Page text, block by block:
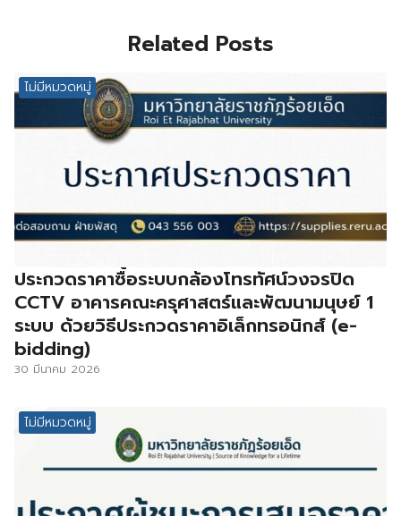
Related Posts
ไม่มีหมวดหมู่
ประกวดราคาซื้อระบบกล้องโทรทัศน์วงจรปิด
CCTV อาคารคณะครุศาสตร์และพัฒนามนุษย์ 1
ระบบ ด้วยวิธีประกวดราคาอิเล็กทรอนิกส์ (e-
bidding)
30 มีนาคม 2026
ไม่มีหมวดหมู่